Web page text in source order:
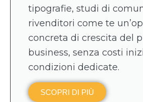
tipografie, studi di
rivenditori come te
concreta di crescita del
business, senza costi
condizioni dedicate.
SCOPRI DI PIÙ